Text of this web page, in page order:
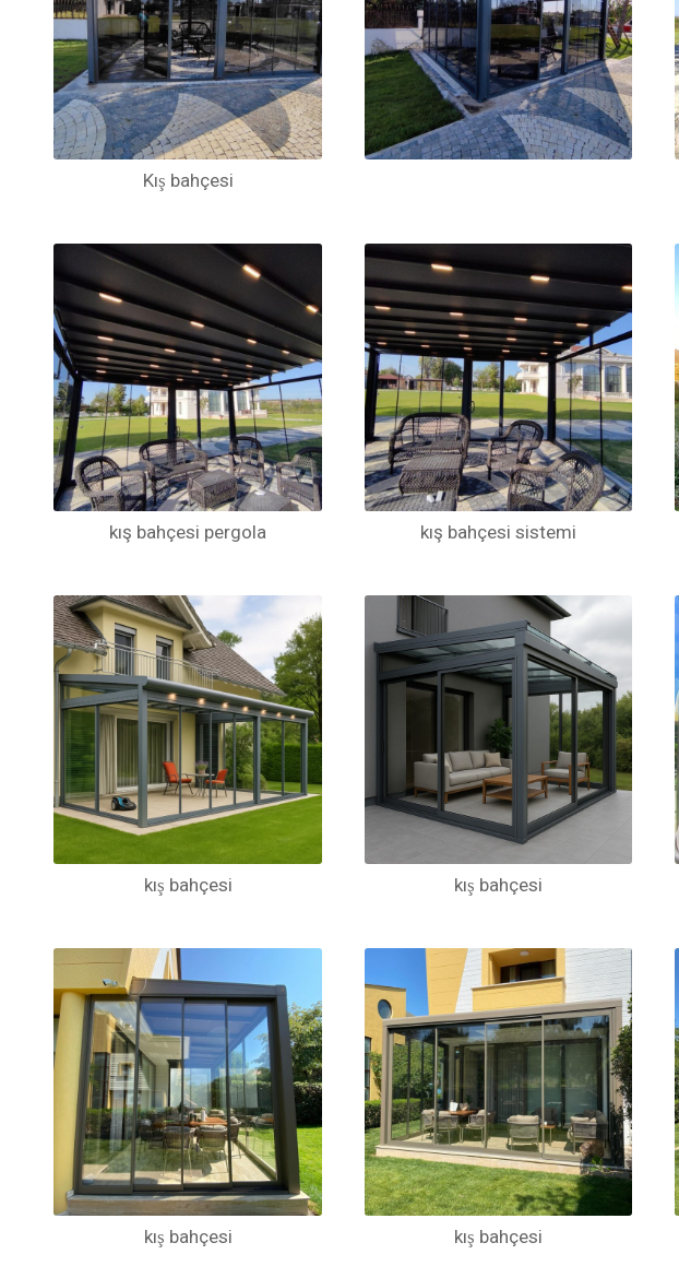
Kış bahçesi
kış bahçesi pergola kış bahçesi sistemi
kış bahçesi kış bahçesi
kış bahçesi kış bahçesi